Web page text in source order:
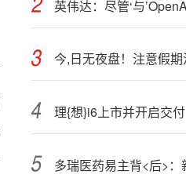
理{想}i6上市并开启交付